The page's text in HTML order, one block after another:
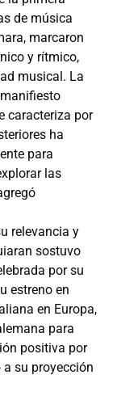
de música
marcaron
y rítmico,
musical. La
caracteriza por
ha
para
las
relevancia y
sostuvo
por su
estreno en
en Europa,
para
positiva por
su proyección